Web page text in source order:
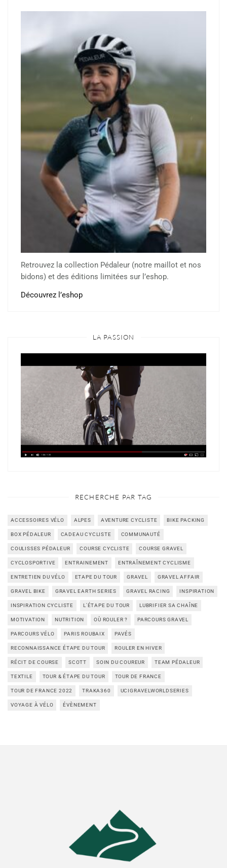
Retrouvez la collection Pédaleur (notre maillot et nos
bidons) et des éditions limitées sur l’eshop.
Découvrez l’eshop
LA PASSION
RECHERCHE PAR TAG
ACCESSOIRES VÉLO ALPES AVENTURE CYCLISTE BIKE PACKING
BOX PÉDALEUR CADEAU CYCLISTE COMMUNAUTÉ
COULISSES PÉDALEUR COURSE CYCLISTE COURSE GRAVEL
CYCLOSPORTIVE ENTRAINEMENT ENTRAÎNEMENT CYCLISME
ENTRETIEN DU VÉLO ETAPE DU TOUR GRAVEL GRAVEL AFFAIR
GRAVEL BIKE GRAVEL EARTH SERIES GRAVEL RACING INSPIRATION
INSPIRATION CYCLISTE L'ÉTAPE DU TOUR LUBRIFIER SA CHAÎNE
MOTIVATION NUTRITION OÙ ROULER ? PARCOURS GRAVEL
PARCOURS VÉLO PARIS ROUBAIX PAVÉS
RECONNAISSANCE ÉTAPE DU TOUR ROULER EN HIVER
RÉCIT DE COURSE SCOTT SOIN DU COUREUR TEAM PÉDALEUR
TEXTILE TOUR & ÉTAPE DU TOUR TOUR DE FRANCE
TOUR DE FRANCE 2022 TRAKA360 UCIGRAVELWORLDSERIES
VOYAGE À VÉLO ÉVÈNEMENT